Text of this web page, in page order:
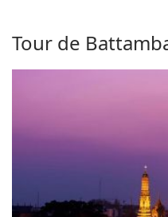
Tour de